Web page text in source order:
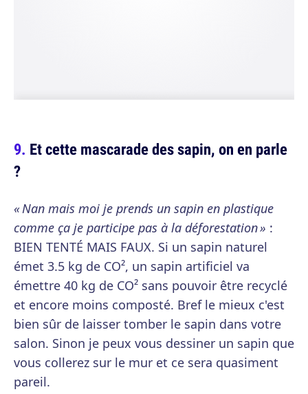
Et cette mascarade des sapin, on en parle
?
« Nan mais moi je prends un sapin en plastique
comme ça je participe pas à la déforestation » :
BIEN TENTÉ MAIS FAUX. Si un sapin naturel
émet 3.5 kg de CO², un sapin artificiel va
émettre 40 kg de CO² sans pouvoir être recyclé
et encore moins composté. Bref le mieux c'est
bien sûr de laisser tomber le sapin dans votre
salon. Sinon je peux vous dessiner un sapin que
vous collerez sur le mur et ce sera quasiment
pareil.